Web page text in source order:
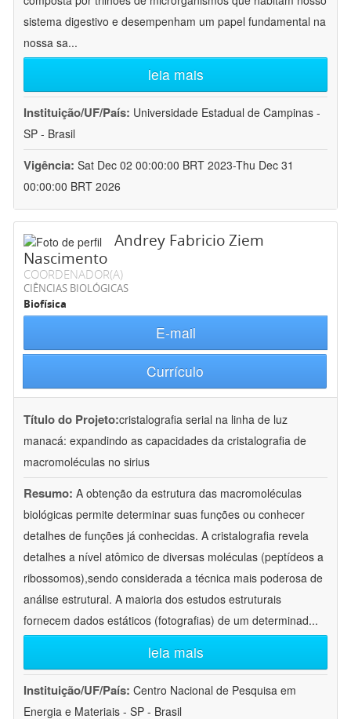
sistema digestivo e desempenham um papel fundamental na
nossa sa...
leia mais
Instituição/UF/País: Universidade Estadual de Campinas -
SP - Brasil
Vigência: Sat Dec 02 00:00:00 BRT 2023-Thu Dec 31
00:00:00 BRT 2026
Andrey Fabricio Ziem
Nascimento
COORDENADOR(A)
CIÊNCIAS BIOLÓGICAS
Biofísica
E-mail
Currículo
Título do Projeto:cristalografia serial na linha de luz
manacá: expandindo as capacidades da cristalografia de
macromoléculas no sirius
Resumo: A obtenção da estrutura das macromoléculas
biológicas permite determinar suas funções ou conhecer
detalhes de funções já conhecidas. A cristalografia revela
detalhes a nível atômico de diversas moléculas (peptídeos a
ribossomos),sendo considerada a técnica mais poderosa de
análise estrutural. A maioria dos estudos estruturais
fornecem dados estáticos (fotografias) de um determinad...
leia mais
Instituição/UF/País: Centro Nacional de Pesquisa em
Energia e Materiais - SP - Brasil